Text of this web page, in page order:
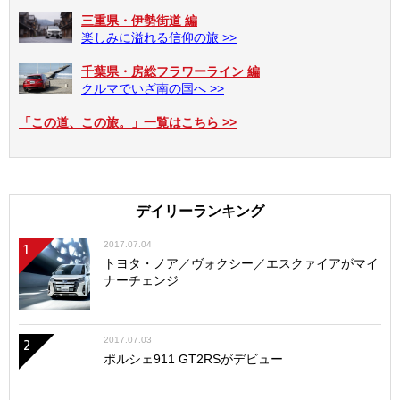
三重県・伊勢街道 編
楽しみに溢れる信仰の旅 >>
千葉県・房総フラワーライン 編
クルマでいざ南の国へ >>
「この道、この旅。」一覧はこちら >>
デイリーランキング
1 2017.07.04
トヨタ・ノア／ヴォクシー／エスクァイアがマイ
ナーチェンジ
2 2017.07.03
ポルシェ911 GT2RSがデビュー